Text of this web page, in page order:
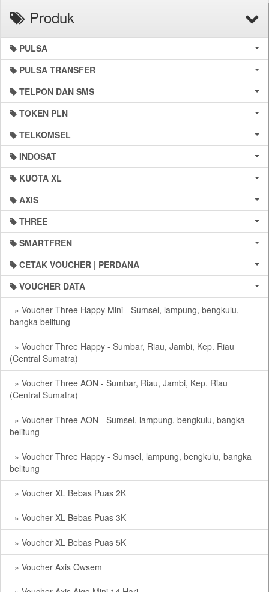
Produk
PULSA
PULSA TRANSFER
TELPON DAN SMS
TOKEN PLN
TELKOMSEL
INDOSAT
KUOTA XL
AXIS
THREE
SMARTFREN
CETAK VOUCHER | PERDANA
VOUCHER DATA
» Voucher Three Happy Mini - Sumsel, lampung, bengkulu,
bangka belitung
» Voucher Three Happy - Sumbar, Riau, Jambi, Kep. Riau
(Central Sumatra)
» Voucher Three AON - Sumbar, Riau, Jambi, Kep. Riau
(Central Sumatra)
» Voucher Three AON - Sumsel, lampung, bengkulu, bangka
belitung
» Voucher Three Happy - Sumsel, lampung, bengkulu, bangka
belitung
» Voucher XL Bebas Puas 2K
» Voucher XL Bebas Puas 3K
» Voucher XL Bebas Puas 5K
» Voucher Axis Owsem